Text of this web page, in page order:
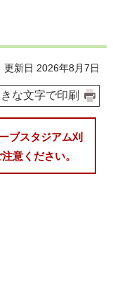
新日 2026年8月7日
な文字で印刷
ブスタジアム刈
意ください。